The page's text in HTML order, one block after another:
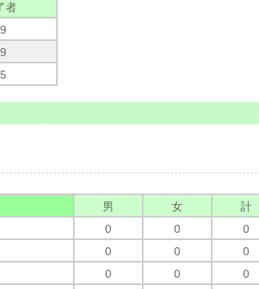
者
男 女 計
0 0
0
0 0
0
0 0
0